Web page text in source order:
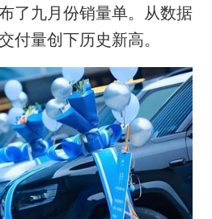
了九月份销量单。从数据
付量创下历史新高。